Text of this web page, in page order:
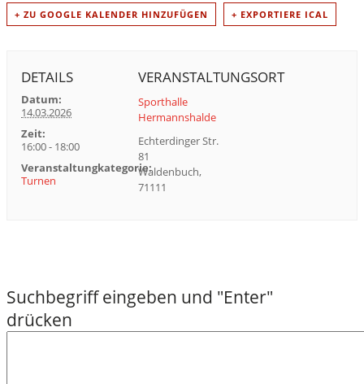
+ ZU GOOGLE KALENDER HINZUFÜGEN + EXPORTIERE ICAL
DETAILS
Datum:
14.03.2026
Zeit:
16:00 - 18:00
Veranstaltungkategorie:
Turnen
VERANSTALTUNGSORT
Sporthalle
Hermannshalde
Echterdinger Str.
81
Waldenbuch,
71111